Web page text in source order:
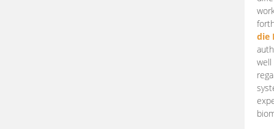
die
well